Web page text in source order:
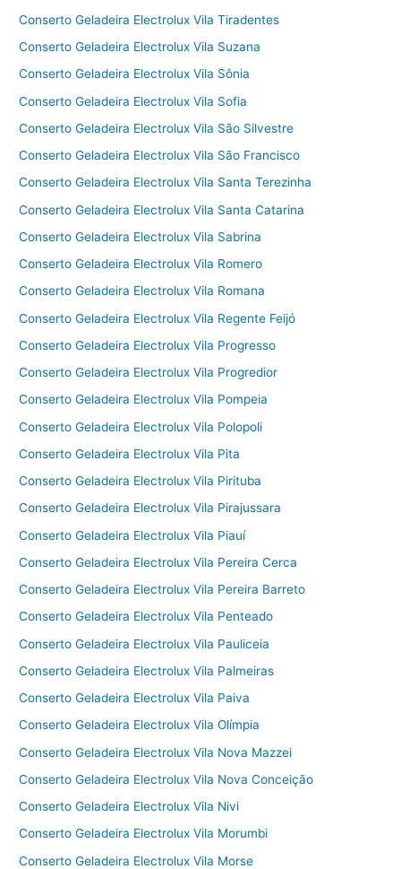
Conserto Geladeira Electrolux Vila Tiradentes
Conserto Geladeira Electrolux Vila Suzana
Conserto Geladeira Electrolux Vila Sônia
Conserto Geladeira Electrolux Vila Sofia
Conserto Geladeira Electrolux Vila São Silvestre
Conserto Geladeira Electrolux Vila São Francisco
Conserto Geladeira Electrolux Vila Santa Terezinha
Conserto Geladeira Electrolux Vila Santa Catarina
Conserto Geladeira Electrolux Vila Sabrina
Conserto Geladeira Electrolux Vila Romero
Conserto Geladeira Electrolux Vila Romana
Conserto Geladeira Electrolux Vila Regente Feijó
Conserto Geladeira Electrolux Vila Progresso
Conserto Geladeira Electrolux Vila Progredior
Conserto Geladeira Electrolux Vila Pompeia
Conserto Geladeira Electrolux Vila Polopoli
Conserto Geladeira Electrolux Vila Pita
Conserto Geladeira Electrolux Vila Pirituba
Conserto Geladeira Electrolux Vila Pirajussara
Conserto Geladeira Electrolux Vila Piauí
Conserto Geladeira Electrolux Vila Pereira Cerca
Conserto Geladeira Electrolux Vila Pereira Barreto
Conserto Geladeira Electrolux Vila Penteado
Conserto Geladeira Electrolux Vila Pauliceia
Conserto Geladeira Electrolux Vila Palmeiras
Conserto Geladeira Electrolux Vila Paiva
Conserto Geladeira Electrolux Vila Olímpia
Conserto Geladeira Electrolux Vila Nova Mazzei
Conserto Geladeira Electrolux Vila Nova Conceição
Conserto Geladeira Electrolux Vila Nivi
Conserto Geladeira Electrolux Vila Morumbi
Conserto Geladeira Electrolux Vila Morse